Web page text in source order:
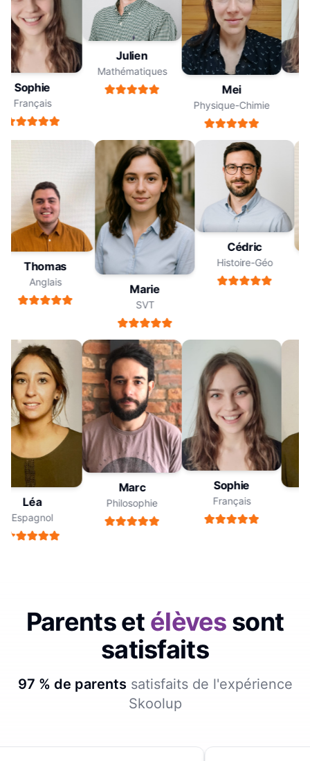
Sophie
Français
Julien
Mathématiques
Mei
Physique-Chimie
Thomas
Anglais
Marie
SVT
Cédric
Histoire-Géo
Léa
Espagnol
Marc
Philosophie
Sophie
Français
Parents et élèves sont
satisfaits
97 % de parentssatisfaits de l'expérience
Skoolup